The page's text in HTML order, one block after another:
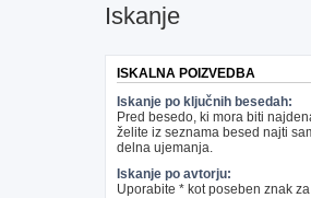
Iskanje
ISKALNA POIZVEDBA
Iskanje po ključnih besedah:
Pred besedo, ki mora biti
želite iz seznama besed najti
delna ujemanja.
Iskanje po avtorju:
Uporabite * kot poseben znak